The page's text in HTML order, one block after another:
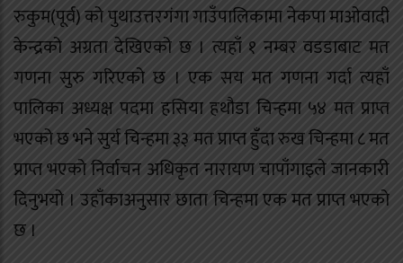
रुकुम(पूर्व) को पुथाउत्तरगंगा गाउँपालिकामा नेकपा माओवादी
केन्द्रको अग्रता देखिएको छ । त्यहाँ १ नम्बर वडडाबाट मत
गणना सुरु गरिएको छ । एक सय मत गणना गर्दा त्यहाँ
पालिका अध्यक्ष पदमा हसिया हथौडा चिन्हमा ५४ मत प्राप्त
भएको छ भने सुर्य चिन्हमा ३३ मत प्राप्त हुँदा रुख चिन्हमा ८ मत
प्राप्त भएको निर्वाचन अधिकृत नारायण चापाँगाइले जानकारी
दिनुभयो । उहाँकाअनुसार छाता चिन्हमा एक मत प्राप्त भएको
छ ।